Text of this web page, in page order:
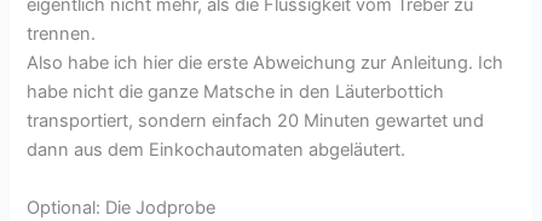
eigentlich nicht mehr, als die Flüssigkeit vom Treber zu
trennen.
Also habe ich hier die erste Abweichung zur Anleitung. Ich
habe nicht die ganze Matsche in den Läuterbottich
transportiert, sondern einfach 20 Minuten gewartet und
dann aus dem Einkochautomaten abgeläutert.
Optional: Die Jodprobe